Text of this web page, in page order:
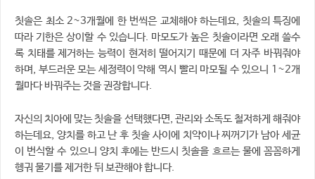
칫솔은 최소 2~3개월에 한 번씩은 교체해야 하는데요, 칫솔의 특징에
따라 기한은 상이할 수 있습니다. 마모도가 높은 칫솔이라면 오래 쓸수
록 치태를 제거하는 능력이 현저히 떨어지기 때문에 더 자주 바꿔줘야
하며, 부드러운 모는 세정력이 약해 역시 빨리 마모될 수 있으니 1~2개
월마다 바꿔주는 것을 권장합니다.
자신의 치아에 맞는 칫솔을 선택했다면, 관리와 소독도 철저하게 해줘야
하는데요, 양치를 하고 난 후 칫솔 사이에 치약이나 찌꺼기가 남아 세균
이 번식할 수 있으니 양치 후에는 반드시 칫솔을 흐르는 물에 꼼꼼하게
헹궈 물기를 제거한 뒤 보관해야 합니다.